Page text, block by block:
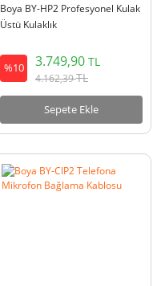
Boya BY-HP2 Profesyonel Kulak
Üstü Kulaklık
%10 3.749,90 TL
4.162,39TL
Sepete Ekle